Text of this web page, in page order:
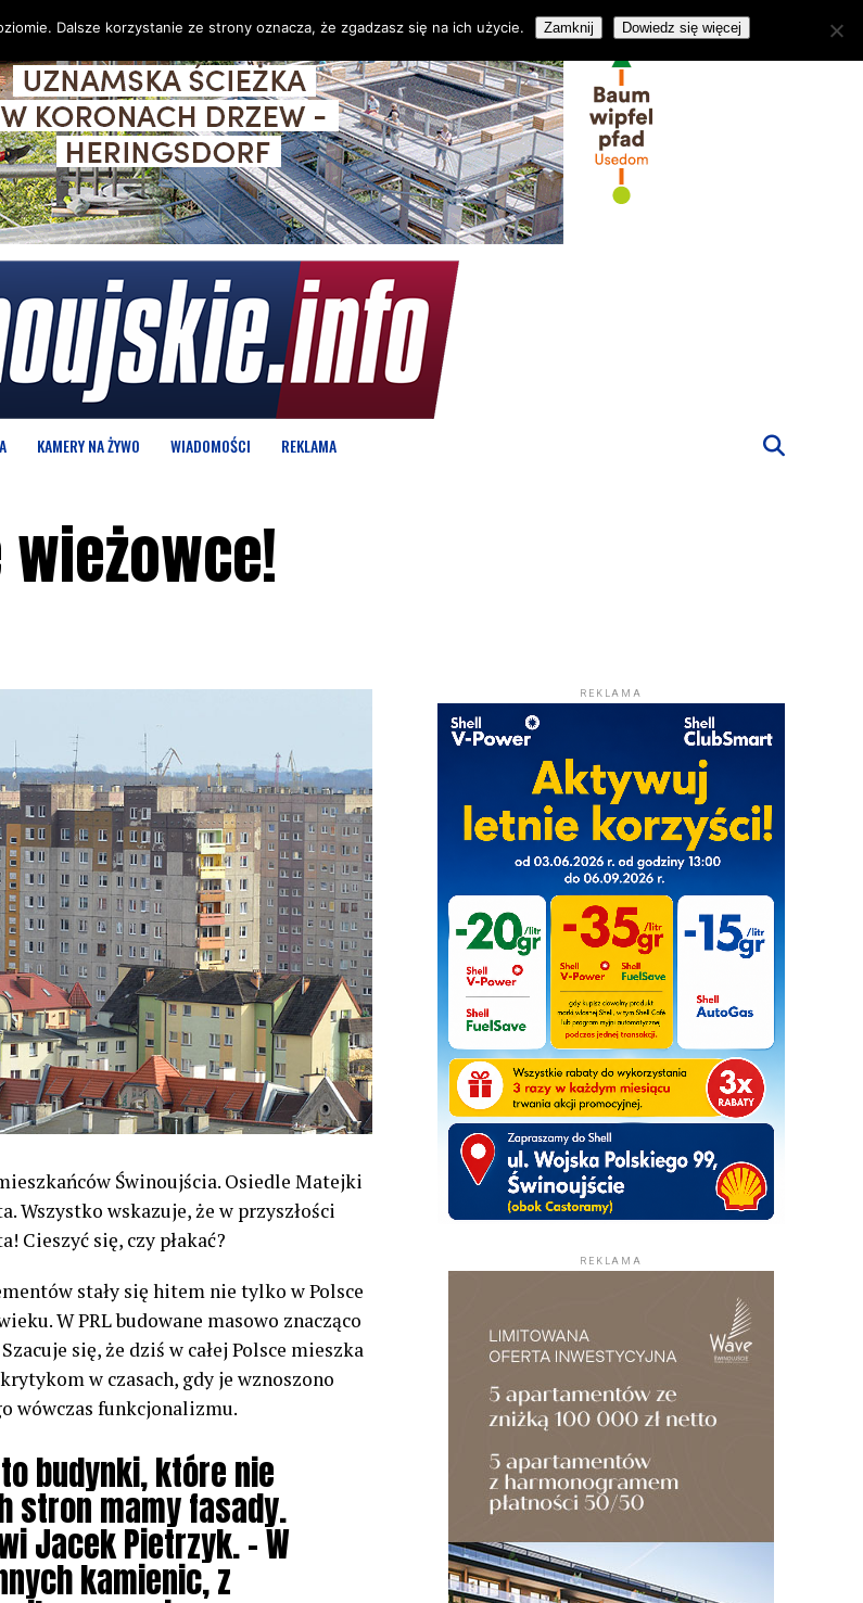
KAMERY NA ŻYWO WIADOMOŚCI REKLAMA
Świnoujścia. Osiedle Matejki
Wszystko wskazuje, że w przyszłości
Cieszyć się, czy płakać?
stały się hitem nie tylko w Polsce
W PRL budowane masowo znacząco
się, że dziś w całej Polsce mieszka
w czasach, gdy je wznoszono
wówczas funkcjonalizmu.
budynki, które nie
stron mamy fasady.
Jacek Pietrzyk. – W
kamienic, z
REKLAMA
REKLAMA
Dalsze korzystanie ze strony oznacza, że zgadzasz się na ich użycie. Zamknij Dowiedz się więcej